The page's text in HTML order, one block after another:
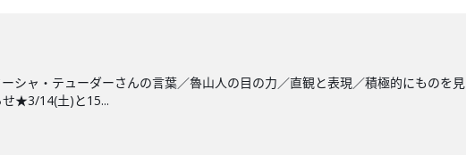
シャ・テューダーさんの言葉／魯山人の目の力／直観と表現／積極的にものを
★3/14(土)と15...